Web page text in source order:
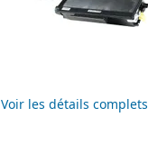
Voir les détails complets